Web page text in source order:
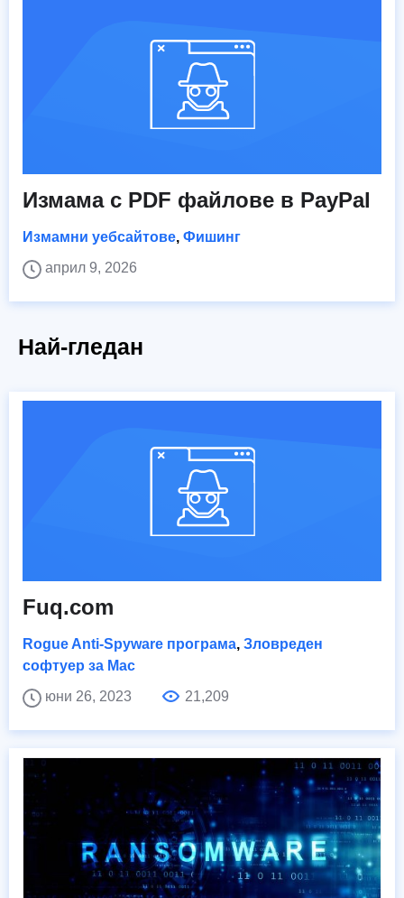
Измама с PDF файлове в PayPal
Измамни уебсайтове, Фишинг
април 9, 2026
Най-гледан
Fuq.com
Rogue Anti-Spyware програма, Зловреден
софтуер за Mac
юни 26, 2023
21,209